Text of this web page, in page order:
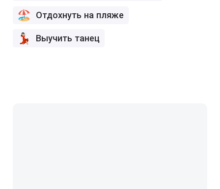
Отдохнуть на пляже
Выучить танец